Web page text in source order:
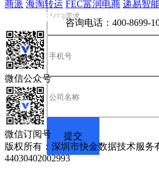
商派 海淘转运 FEC富润电商 递易智
咨询电话： 400-8699-
微信公众号
微信订阅号
版权所有：深圳市快金数据技术服务
44030402002993